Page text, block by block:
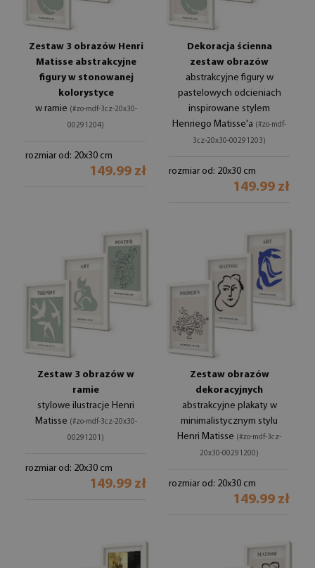
Zestaw 3 obrazów Henri
Matisse abstrakcyjne
figury w stonowanej
kolorystyce
w ramie (#zo-mdf-3cz-20x30-
00291204)
rozmiar od: 20x30 cm
149.99 zł
Dekoracja ścienna
zestaw obrazów
abstrakcyjne figury w
pastelowych odcieniach
inspirowane stylem
Henriego Matisse'a (#zo-mdf-
3cz-20x30-00291203)
rozmiar od: 20x30 cm
149.99 zł
Zestaw 3 obrazów w
ramie
stylowe ilustracje Henri
Matisse (#zo-mdf-3cz-20x30-
00291201)
rozmiar od: 20x30 cm
149.99 zł
Zestaw obrazów
dekoracyjnych
abstrakcyjne plakaty w
minimalistycznym stylu
Henri Matisse (#zo-mdf-3cz-
20x30-00291200)
rozmiar od: 20x30 cm
149.99 zł